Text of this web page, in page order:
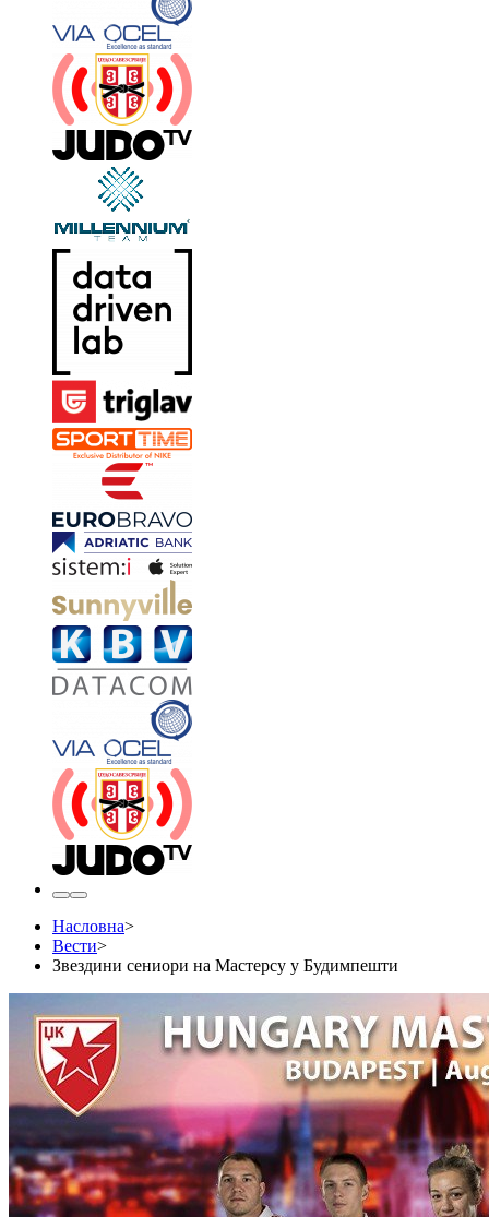
Насловна>
Вести>
Звездини сениори на Мастерсу у Будимпешти